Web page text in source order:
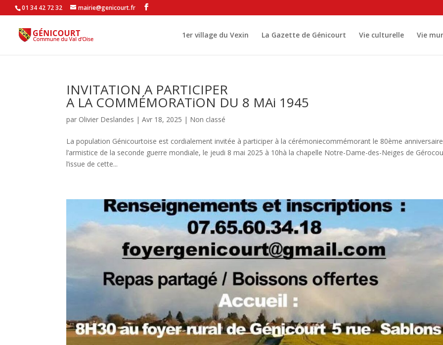
01 34 42 72 32 mairie@genicourt.fr
1er village du Vexin La Gazette de Génicourt Vie culturelle Vie
INVITATION A PARTICIPER
A LA COMMÉMORATiON DU 8 MAi 1945
par Olivier Deslandes |Avr 18, 2025 | Non classé
La population Génicourtoise est cordialement invitée à participer à la cérémoniecommémorant le 80ème
l’armistice de la seconde guerre mondiale, le jeudi 8 mai 2025 à 10hà la chapelle Notre-Dame-des-Neiges de
l’issue de cette...